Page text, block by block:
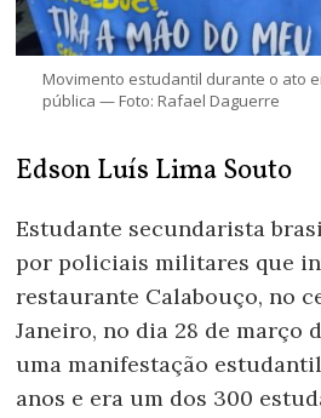
Movimento estudantil durante o ato
pública — Foto: Rafael Daguerre
Edson Luís Lima Souto
Estudante secundarista
por policiais militares que
restaurante Calabouço, no
Janeiro, no dia 28 de março
uma manifestação
anos e era um dos 300